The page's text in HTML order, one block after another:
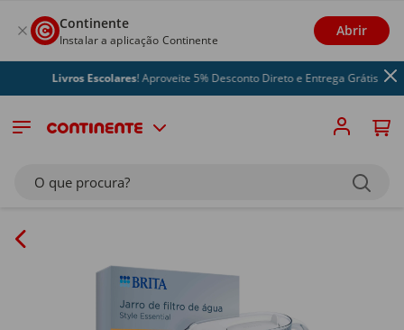
Continente
Instalar a aplicação Continente
Abrir
Livros Escolares! Aproveite 5% Desconto Direto e Entrega Grátis
O que procura?